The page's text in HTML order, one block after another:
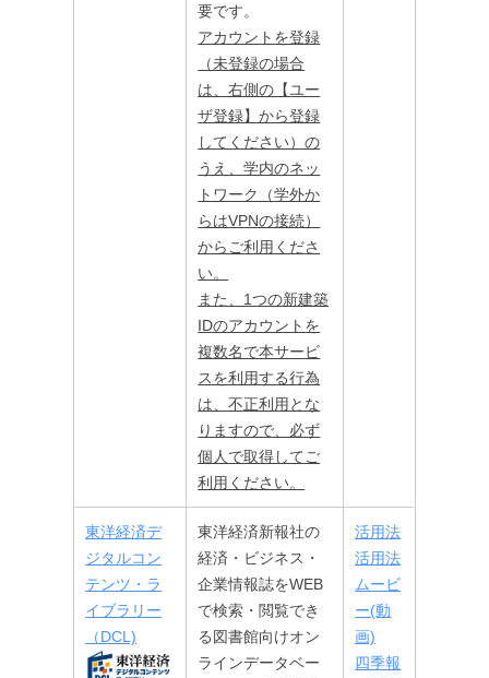
要です。
アカウントを登録
（未登録の場合
は、右側の【ユー
ザ登録】から登録
してください）の
うえ、学内のネッ
トワーク（学外か
らはVPNの接続）
からご利用くださ
い。
また、1つの新建築
IDのアカウントを
複数名で本サービ
スを利用する行為
は、不正利用とな
りますので、必ず
個人で取得してご
利用ください。
東洋経済デ
ジタルコン
テンツ・ラ
イブラリー
（DCL)
東洋経済新報社の
経済・ビジネス・
企業情報誌をWEB
で検索・閲覧でき
る図書館向けオン
ラインデータベー
活用法
活用法
ムービ
ー(動
画)
四季報